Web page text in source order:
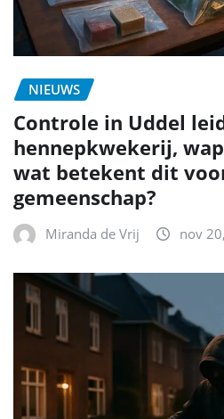
NIEUWS
Controle in Uddel
hennepkwekerij,
wat betekent dit
gemeenschap?
Miranda de Vrij nov